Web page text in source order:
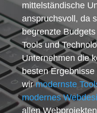
mittelständische
anspruchsvoll, da
begrenzte
Tools und
Unternehmen die
besten
wirmodernste
modernes
allen